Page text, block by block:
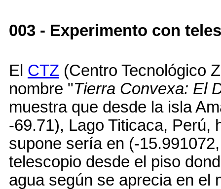
003 - Experimento con
El CTZ (Centro Tecnológico
nombre "Tierra Convexa: El
muestra que desde la isla
-69.71), Lago Titicaca, Perú,
supone sería en (-
telescopio desde el piso
agua según se aprecia en el